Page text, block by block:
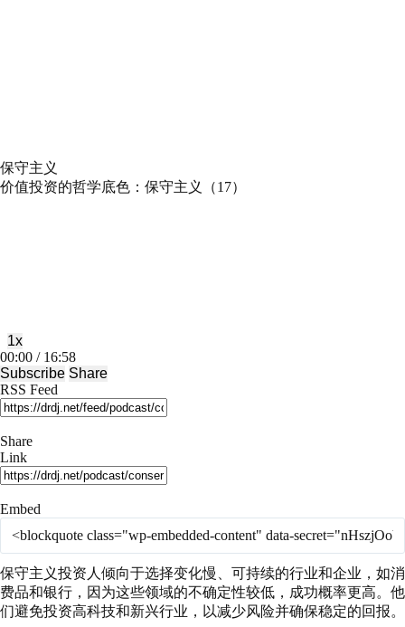
保守主义
价值投资的哲学底色：保守主义（17）
Mute/Unmute
Episode
Rewind
10
Seconds
1x
Fast
Forward
30
seconds
00:00 / 16:58
Subscribe Share
RSS Feed
Share
Link
Embed
保守主义投资人倾向于选择变化慢、可持续的行业和企业，如消
费品和银行，因为这些领域的不确定性较低，成功概率更高。他
们避免投资高科技和新兴行业，以减少风险并确保稳定的回报。